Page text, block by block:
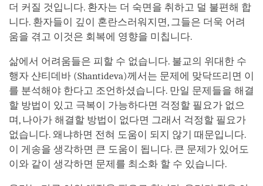
더 커질 것입니다. 환자는 더 숙면을 취하고 덜 불편해 합
니다. 환자들이 깊이 혼란스러워지면, 그들은 더욱 어려
움을 겪고 이것은 회복에 영향을 미칩니다.
삶에서 어려움들은 피할 수 없습니다. 불교의 위대한 수
행자 샨티데바 (Shantideva)께서는 문제에 맞닥뜨리면 이
를 분석해야 한다고 조언하셨습니다. 만일 문제들을 해결
할 방법이 있고 극복이 가능하다면 걱정할 필요가 없으
며, 나아가 해결할 방법이 없다면 그래서 걱정할 필요가
없습니다. 왜냐하면 전혀 도움이 되지 않기 때문입니다.
이 게송을 생각하면 큰 도움이 됩니다. 큰 문제가 있어도
이와 같이 생각하면 문제를 최소화 할 수 있습니다.